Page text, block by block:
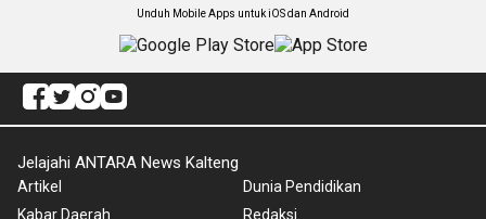
Unduh Mobile Apps untuk iOS dan Android
Jelajahi ANTARA News Kalteng
Artikel
Kabar Daerah
Dunia Pendidikan
Redaksi